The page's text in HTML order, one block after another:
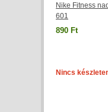
Nike Fitness
601
890 Ft
Nincs